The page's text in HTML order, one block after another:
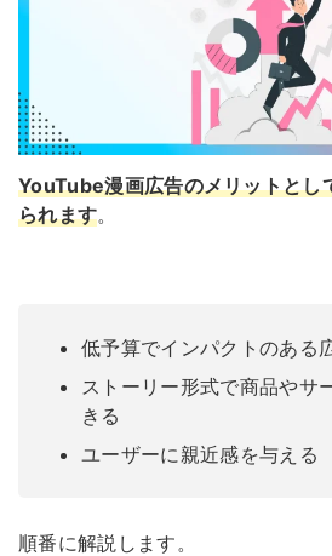
YouTube漫画広告のメリットとし
られます。
低予算でインパクトのある
ストーリー形式で商品やサ
きる
ユーザーに親近感を与える
順番に解説します。